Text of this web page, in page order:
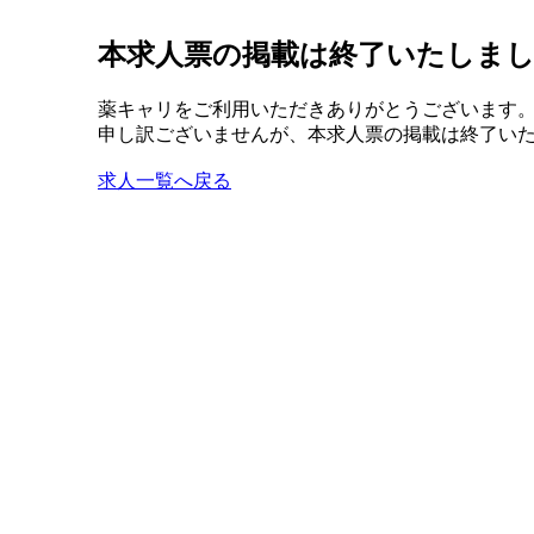
本求人票の掲載は終了いたしまし
薬キャリをご利用いただきありがとうございます。
申し訳ございませんが、本求人票の掲載は終了いた
求人一覧へ戻る